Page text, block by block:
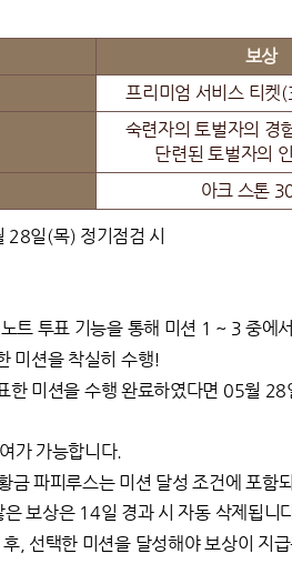
보상
프리미엄 서비스 티켓
숙련자의 토벌자의 경
단련된 토벌자의
아크 스톤
일(목) 정기점검 시
투표 기능을 통해 미션 1 ~ 3 중에
미션을 착실히 수행!
한 미션을 수행 완료하였다면 05월
가 가능합니다.
파피루스는 미션 달성 조건에 포함
보상은 14일 경과 시 자동 삭제됩니
, 선택한 미션을 달성해야 보상이 지